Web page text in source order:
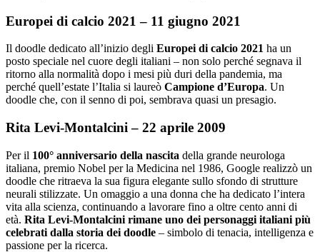
Europei di calcio 2021 – 11 giugno 2021
Il doodle dedicato all’inizio degli Europei di calcio 2021 ha un
posto speciale nel cuore degli italiani – non solo perché segnava il
ritorno alla normalità dopo i mesi più duri della pandemia, ma
perché quell’estate l’Italia si laureò Campione d’Europa. Un
doodle che, con il senno di poi, sembrava quasi un presagio.
Rita Levi-Montalcini – 22 aprile 2009
Per il 100° anniversario della nascita della grande neurologa
italiana, premio Nobel per la Medicina nel 1986, Google realizzò un
doodle che ritraeva la sua figura elegante sullo sfondo di strutture
neurali stilizzate. Un omaggio a una donna che ha dedicato l’intera
vita alla scienza, continuando a lavorare fino a oltre cento anni di
età. Rita Levi-Montalcini rimane uno dei personaggi italiani più
celebrati dalla storia dei doodle – simbolo di tenacia, intelligenza e
passione per la ricerca.